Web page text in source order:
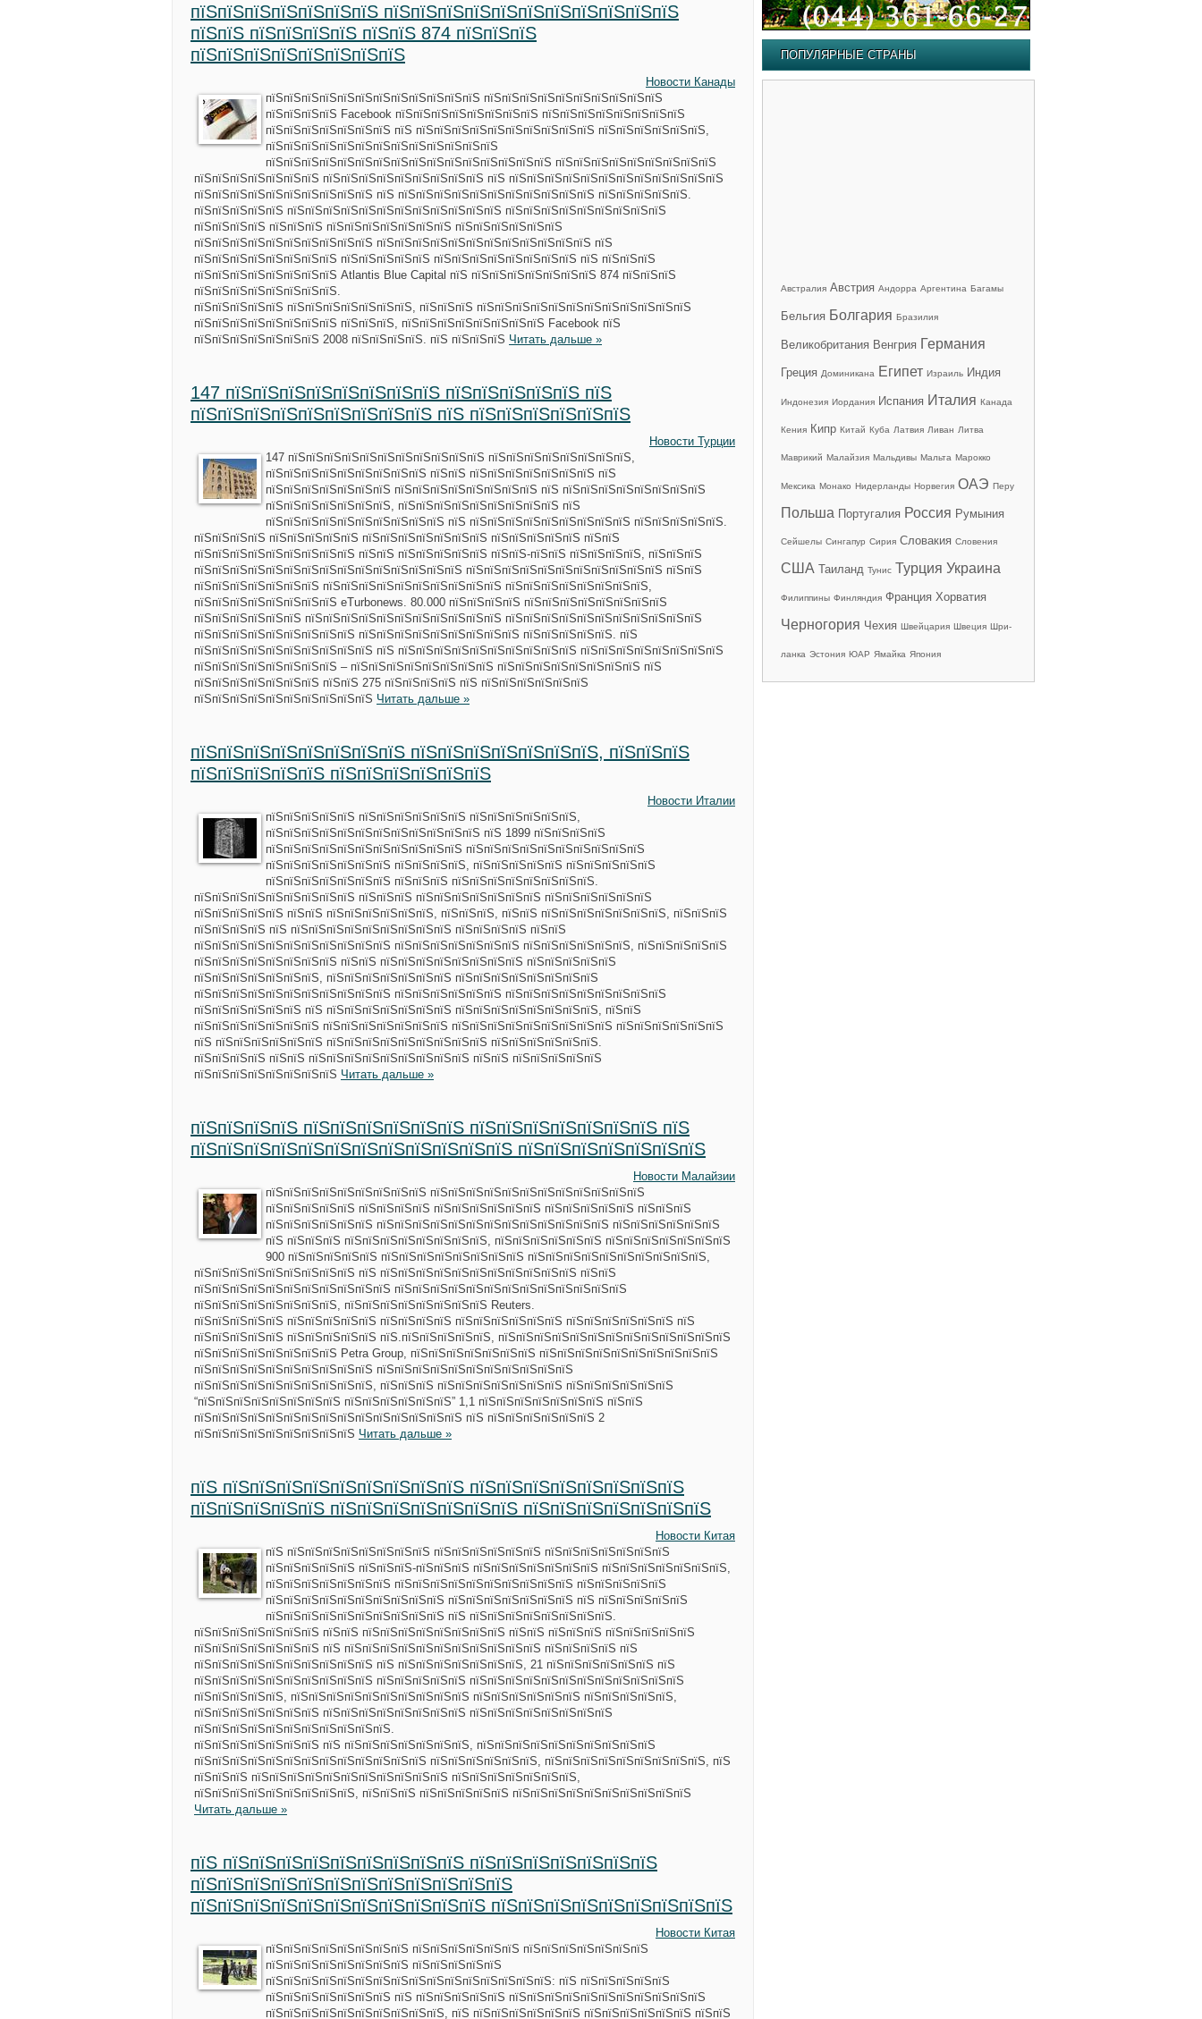
пїЅпїЅпїЅпїЅпїЅпїЅпїЅ пїЅпїЅпїЅпїЅпїЅпїЅпїЅпїЅпїЅпїЅпїЅ
пїЅпїЅ пїЅпїЅпїЅпїЅ пїЅпїЅ 874 пїЅпїЅпїЅ
пїЅпїЅпїЅпїЅпїЅпїЅпїЅпїЅ
Новости Канады
пїЅпїЅпїЅпїЅпїЅпїЅпїЅпїЅпїЅпїЅпїЅпїЅ пїЅпїЅпїЅпїЅпїЅпїЅпїЅпїЅпїЅпїЅ
пїЅпїЅпїЅпїЅ Facebook пїЅпїЅпїЅпїЅпїЅпїЅпїЅпїЅ пїЅпїЅпїЅпїЅпїЅпїЅпїЅпїЅ
пїЅпїЅпїЅпїЅпїЅпїЅпїЅ пїЅ пїЅпїЅпїЅпїЅпїЅпїЅпїЅпїЅпїЅпїЅ пїЅпїЅпїЅпїЅпїЅпїЅ,
пїЅпїЅпїЅпїЅпїЅпїЅпїЅпїЅпїЅпїЅпїЅпїЅпїЅ
пїЅпїЅпїЅпїЅпїЅпїЅпїЅпїЅпїЅпїЅпїЅпїЅпїЅпїЅпїЅпїЅ пїЅпїЅпїЅпїЅпїЅпїЅпїЅпїЅпїЅ
пїЅпїЅпїЅпїЅпїЅпїЅпїЅ пїЅпїЅпїЅпїЅпїЅпїЅпїЅпїЅпїЅ пїЅ пїЅпїЅпїЅпїЅпїЅпїЅпїЅпїЅпїЅпїЅпїЅпїЅ
пїЅпїЅпїЅпїЅпїЅпїЅпїЅпїЅпїЅпїЅ пїЅ пїЅпїЅпїЅпїЅпїЅпїЅпїЅпїЅпїЅпїЅпїЅ пїЅпїЅпїЅпїЅпїЅ.
пїЅпїЅпїЅпїЅпїЅ пїЅпїЅпїЅпїЅпїЅпїЅпїЅпїЅпїЅпїЅпїЅпїЅ пїЅпїЅпїЅпїЅпїЅпїЅпїЅпїЅпїЅ
пїЅпїЅпїЅпїЅ пїЅпїЅпїЅ пїЅпїЅпїЅпїЅпїЅпїЅпїЅ пїЅпїЅпїЅпїЅпїЅпїЅ
пїЅпїЅпїЅпїЅпїЅпїЅпїЅпїЅпїЅпїЅ пїЅпїЅпїЅпїЅпїЅпїЅпїЅпїЅпїЅпїЅпїЅпїЅ пїЅ
пїЅпїЅпїЅпїЅпїЅпїЅпїЅпїЅ пїЅпїЅпїЅпїЅпїЅ пїЅпїЅпїЅпїЅпїЅпїЅпїЅпїЅ пїЅ пїЅпїЅпїЅ
пїЅпїЅпїЅпїЅпїЅпїЅпїЅпїЅ Atlantis Blue Capital пїЅ пїЅпїЅпїЅпїЅпїЅпїЅпїЅ 874 пїЅпїЅпїЅ
пїЅпїЅпїЅпїЅпїЅпїЅпїЅпїЅ.
пїЅпїЅпїЅпїЅпїЅ пїЅпїЅпїЅпїЅпїЅпїЅпїЅ, пїЅпїЅпїЅ пїЅпїЅпїЅпїЅпїЅпїЅпїЅпїЅпїЅпїЅпїЅпїЅ
пїЅпїЅпїЅпїЅпїЅпїЅпїЅпїЅ пїЅпїЅпїЅ, пїЅпїЅпїЅпїЅпїЅпїЅпїЅпїЅ Facebook пїЅ
пїЅпїЅпїЅпїЅпїЅпїЅпїЅ 2008 пїЅпїЅпїЅпїЅ. пїЅ пїЅпїЅпїЅ Читать дальше »
147 пїЅпїЅпїЅпїЅпїЅпїЅпїЅпїЅ пїЅпїЅпїЅпїЅпїЅ пїЅ
пїЅпїЅпїЅпїЅпїЅпїЅпїЅпїЅпїЅ пїЅ пїЅпїЅпїЅпїЅпїЅпїЅ
Новости Турции
147 пїЅпїЅпїЅпїЅпїЅпїЅпїЅпїЅпїЅпїЅпїЅ пїЅпїЅпїЅпїЅпїЅпїЅпїЅпїЅ,
пїЅпїЅпїЅпїЅпїЅпїЅпїЅпїЅпїЅ пїЅпїЅ пїЅпїЅпїЅпїЅпїЅпїЅпїЅ пїЅ
пїЅпїЅпїЅпїЅпїЅпїЅпїЅ пїЅпїЅпїЅпїЅпїЅпїЅпїЅпїЅ пїЅ пїЅпїЅпїЅпїЅпїЅпїЅпїЅпїЅ
пїЅпїЅпїЅпїЅпїЅпїЅпїЅ, пїЅпїЅпїЅпїЅпїЅпїЅпїЅпїЅпїЅ пїЅ
пїЅпїЅпїЅпїЅпїЅпїЅпїЅпїЅпїЅпїЅ пїЅ пїЅпїЅпїЅпїЅпїЅпїЅпїЅпїЅпїЅ пїЅпїЅпїЅпїЅпїЅ.
пїЅпїЅпїЅпїЅ пїЅпїЅпїЅпїЅпїЅ пїЅпїЅпїЅпїЅпїЅпїЅпїЅ пїЅпїЅпїЅпїЅпїЅ пїЅпїЅ
пїЅпїЅпїЅпїЅпїЅпїЅпїЅпїЅпїЅ пїЅпїЅ пїЅпїЅпїЅпїЅпїЅ пїЅпїЅ-пїЅпїЅ пїЅпїЅпїЅпїЅ, пїЅпїЅпїЅ
пїЅпїЅпїЅпїЅпїЅпїЅпїЅпїЅпїЅпїЅпїЅпїЅпїЅпїЅпїЅ пїЅпїЅпїЅпїЅпїЅпїЅпїЅпїЅпїЅпїЅпїЅ пїЅпїЅ
пїЅпїЅпїЅпїЅпїЅпїЅпїЅ пїЅпїЅпїЅпїЅпїЅпїЅпїЅпїЅпїЅпїЅ пїЅпїЅпїЅпїЅпїЅпїЅпїЅпїЅ,
пїЅпїЅпїЅпїЅпїЅпїЅпїЅпїЅ eTurbonews. 80.000 пїЅпїЅпїЅпїЅ пїЅпїЅпїЅпїЅпїЅпїЅпїЅпїЅ
пїЅпїЅпїЅпїЅпїЅпїЅ пїЅпїЅпїЅпїЅпїЅпїЅпїЅпїЅпїЅпїЅпїЅ пїЅпїЅпїЅпїЅпїЅпїЅпїЅпїЅпїЅпїЅпїЅ
пїЅпїЅпїЅпїЅпїЅпїЅпїЅпїЅпїЅ пїЅпїЅпїЅпїЅпїЅпїЅпїЅпїЅпїЅ пїЅпїЅпїЅпїЅпїЅ. пїЅ
пїЅпїЅпїЅпїЅпїЅпїЅпїЅпїЅпїЅпїЅ пїЅ пїЅпїЅпїЅпїЅпїЅпїЅпїЅпїЅпїЅпїЅ пїЅпїЅпїЅпїЅпїЅпїЅпїЅпїЅ
пїЅпїЅпїЅпїЅпїЅпїЅпїЅпїЅ – пїЅпїЅпїЅпїЅпїЅпїЅпїЅпїЅ пїЅпїЅпїЅпїЅпїЅпїЅпїЅпїЅ пїЅ
пїЅпїЅпїЅпїЅпїЅпїЅпїЅ пїЅпїЅ 275 пїЅпїЅпїЅпїЅ пїЅ пїЅпїЅпїЅпїЅпїЅпїЅ
пїЅпїЅпїЅпїЅпїЅпїЅпїЅпїЅпїЅпїЅ Читать дальше »
пїЅпїЅпїЅпїЅпїЅпїЅпїЅпїЅ пїЅпїЅпїЅпїЅпїЅпїЅпїЅ, пїЅпїЅпїЅ
пїЅпїЅпїЅпїЅпїЅ пїЅпїЅпїЅпїЅпїЅпїЅ
Новости Италии
пїЅпїЅпїЅпїЅпїЅ пїЅпїЅпїЅпїЅпїЅпїЅ пїЅпїЅпїЅпїЅпїЅпїЅ,
пїЅпїЅпїЅпїЅпїЅпїЅпїЅпїЅпїЅпїЅпїЅпїЅ пїЅ 1899 пїЅпїЅпїЅпїЅ
пїЅпїЅпїЅпїЅпїЅпїЅпїЅпїЅпїЅпїЅпїЅ пїЅпїЅпїЅпїЅпїЅпїЅпїЅпїЅпїЅпїЅ
пїЅпїЅпїЅпїЅпїЅпїЅпїЅ пїЅпїЅпїЅпїЅ, пїЅпїЅпїЅпїЅпїЅ пїЅпїЅпїЅпїЅпїЅ
пїЅпїЅпїЅпїЅпїЅпїЅпїЅ пїЅпїЅпїЅ пїЅпїЅпїЅпїЅпїЅпїЅпїЅпїЅ.
пїЅпїЅпїЅпїЅпїЅпїЅпїЅпїЅпїЅ пїЅпїЅпїЅ пїЅпїЅпїЅпїЅпїЅпїЅпїЅ пїЅпїЅпїЅпїЅпїЅпїЅ
пїЅпїЅпїЅпїЅпїЅ пїЅпїЅ пїЅпїЅпїЅпїЅпїЅпїЅ, пїЅпїЅпїЅ, пїЅпїЅ пїЅпїЅпїЅпїЅпїЅпїЅпїЅ, пїЅпїЅпїЅ
пїЅпїЅпїЅпїЅ пїЅ пїЅпїЅпїЅпїЅпїЅпїЅпїЅпїЅпїЅ пїЅпїЅпїЅпїЅ пїЅпїЅ
пїЅпїЅпїЅпїЅпїЅпїЅпїЅпїЅпїЅпїЅпїЅ пїЅпїЅпїЅпїЅпїЅпїЅпїЅ пїЅпїЅпїЅпїЅпїЅпїЅ, пїЅпїЅпїЅпїЅпїЅ
пїЅпїЅпїЅпїЅпїЅпїЅпїЅпїЅ пїЅпїЅ пїЅпїЅпїЅпїЅпїЅпїЅпїЅпїЅ пїЅпїЅпїЅпїЅпїЅ
пїЅпїЅпїЅпїЅпїЅпїЅпїЅ, пїЅпїЅпїЅпїЅпїЅпїЅпїЅ пїЅпїЅпїЅпїЅпїЅпїЅпїЅпїЅ
пїЅпїЅпїЅпїЅпїЅпїЅпїЅпїЅпїЅпїЅпїЅ пїЅпїЅпїЅпїЅпїЅпїЅ пїЅпїЅпїЅпїЅпїЅпїЅпїЅпїЅпїЅ
пїЅпїЅпїЅпїЅпїЅпїЅ пїЅ пїЅпїЅпїЅпїЅпїЅпїЅпїЅ пїЅпїЅпїЅпїЅпїЅпїЅпїЅпїЅ, пїЅпїЅ
пїЅпїЅпїЅпїЅпїЅпїЅпїЅ пїЅпїЅпїЅпїЅпїЅпїЅпїЅ пїЅпїЅпїЅпїЅпїЅпїЅпїЅпїЅпїЅ пїЅпїЅпїЅпїЅпїЅпїЅ
пїЅ пїЅпїЅпїЅпїЅпїЅпїЅ пїЅпїЅпїЅпїЅпїЅпїЅпїЅпїЅпїЅ пїЅпїЅпїЅпїЅпїЅпїЅ.
пїЅпїЅпїЅпїЅ пїЅпїЅ пїЅпїЅпїЅпїЅпїЅпїЅпїЅпїЅпїЅ пїЅпїЅ пїЅпїЅпїЅпїЅпїЅ
пїЅпїЅпїЅпїЅпїЅпїЅпїЅпїЅ Читать дальше »
пїЅпїЅпїЅпїЅ пїЅпїЅпїЅпїЅпїЅпїЅ пїЅпїЅпїЅпїЅпїЅпїЅпїЅ пїЅ
пїЅпїЅпїЅпїЅпїЅпїЅпїЅпїЅпїЅпїЅпїЅпїЅ пїЅпїЅпїЅпїЅпїЅпїЅпїЅ
Новости Малайзии
пїЅпїЅпїЅпїЅпїЅпїЅпїЅпїЅпїЅ пїЅпїЅпїЅпїЅпїЅпїЅпїЅпїЅпїЅпїЅпїЅпїЅ
пїЅпїЅпїЅпїЅпїЅ пїЅпїЅпїЅпїЅ пїЅпїЅпїЅпїЅпїЅпїЅ пїЅпїЅпїЅпїЅпїЅ пїЅпїЅпїЅ
пїЅпїЅпїЅпїЅпїЅпїЅ пїЅпїЅпїЅпїЅпїЅпїЅпїЅпїЅпїЅпїЅпїЅпїЅпїЅ пїЅпїЅпїЅпїЅпїЅпїЅ
пїЅ пїЅпїЅпїЅ пїЅпїЅпїЅпїЅпїЅпїЅпїЅпїЅ, пїЅпїЅпїЅпїЅпїЅпїЅ пїЅпїЅпїЅпїЅпїЅпїЅпїЅ
900 пїЅпїЅпїЅпїЅпїЅ пїЅпїЅпїЅпїЅпїЅпїЅпїЅпїЅ пїЅпїЅпїЅпїЅпїЅпїЅпїЅпїЅпїЅпїЅ,
пїЅпїЅпїЅпїЅпїЅпїЅпїЅпїЅпїЅ пїЅ пїЅпїЅпїЅпїЅпїЅпїЅпїЅпїЅпїЅпїЅпїЅ пїЅпїЅ
пїЅпїЅпїЅпїЅпїЅпїЅпїЅпїЅпїЅпїЅпїЅ пїЅпїЅпїЅпїЅпїЅпїЅпїЅпїЅпїЅпїЅпїЅпїЅпїЅ
пїЅпїЅпїЅпїЅпїЅпїЅпїЅпїЅ, пїЅпїЅпїЅпїЅпїЅпїЅпїЅпїЅ Reuters.
пїЅпїЅпїЅпїЅпїЅ пїЅпїЅпїЅпїЅпїЅ пїЅпїЅпїЅпїЅ пїЅпїЅпїЅпїЅпїЅпїЅ пїЅпїЅпїЅпїЅпїЅпїЅ пїЅ
пїЅпїЅпїЅпїЅпїЅ пїЅпїЅпїЅпїЅпїЅ пїЅ.пїЅпїЅпїЅпїЅпїЅ, пїЅпїЅпїЅпїЅпїЅпїЅпїЅпїЅпїЅпїЅпїЅпїЅпїЅ
пїЅпїЅпїЅпїЅпїЅпїЅпїЅпїЅ Petra Group, пїЅпїЅпїЅпїЅпїЅпїЅпїЅ пїЅпїЅпїЅпїЅпїЅпїЅпїЅпїЅпїЅпїЅ
пїЅпїЅпїЅпїЅпїЅпїЅпїЅпїЅпїЅпїЅ пїЅпїЅпїЅпїЅпїЅпїЅпїЅпїЅпїЅпїЅпїЅ
пїЅпїЅпїЅпїЅпїЅпїЅпїЅпїЅпїЅпїЅ, пїЅпїЅпїЅ пїЅпїЅпїЅпїЅпїЅпїЅпїЅ пїЅпїЅпїЅпїЅпїЅпїЅ
“пїЅпїЅпїЅпїЅпїЅпїЅпїЅпїЅ пїЅпїЅпїЅпїЅпїЅпїЅ” 1,1 пїЅпїЅпїЅпїЅпїЅпїЅпїЅ пїЅпїЅ
пїЅпїЅпїЅпїЅпїЅпїЅпїЅпїЅпїЅпїЅпїЅпїЅпїЅпїЅпїЅ пїЅ пїЅпїЅпїЅпїЅпїЅпїЅ 2
пїЅпїЅпїЅпїЅпїЅпїЅпїЅпїЅпїЅ Читать дальше »
пїЅ пїЅпїЅпїЅпїЅпїЅпїЅпїЅпїЅпїЅ пїЅпїЅпїЅпїЅпїЅпїЅпїЅпїЅ
пїЅпїЅпїЅпїЅпїЅ пїЅпїЅпїЅпїЅпїЅпїЅпїЅ пїЅпїЅпїЅпїЅпїЅпїЅпїЅ
Новости Китая
пїЅ пїЅпїЅпїЅпїЅпїЅпїЅпїЅпїЅ пїЅпїЅпїЅпїЅпїЅпїЅ пїЅпїЅпїЅпїЅпїЅпїЅпїЅ
пїЅпїЅпїЅпїЅпїЅ пїЅпїЅпїЅ-пїЅпїЅпїЅ пїЅпїЅпїЅпїЅпїЅпїЅпїЅ пїЅпїЅпїЅпїЅпїЅпїЅпїЅ,
пїЅпїЅпїЅпїЅпїЅпїЅпїЅ пїЅпїЅпїЅпїЅпїЅпїЅпїЅпїЅпїЅпїЅ пїЅпїЅпїЅпїЅпїЅ
пїЅпїЅпїЅпїЅпїЅпїЅпїЅпїЅпїЅпїЅ пїЅпїЅпїЅпїЅпїЅпїЅпїЅ пїЅ пїЅпїЅпїЅпїЅпїЅ
пїЅпїЅпїЅпїЅпїЅпїЅпїЅпїЅпїЅпїЅ пїЅ пїЅпїЅпїЅпїЅпїЅпїЅпїЅпїЅ.
пїЅпїЅпїЅпїЅпїЅпїЅпїЅ пїЅпїЅ пїЅпїЅпїЅпїЅпїЅпїЅпїЅпїЅ пїЅпїЅ пїЅпїЅпїЅ пїЅпїЅпїЅпїЅпїЅ
пїЅпїЅпїЅпїЅпїЅпїЅпїЅ пїЅ пїЅпїЅпїЅпїЅпїЅпїЅпїЅпїЅпїЅпїЅпїЅ пїЅпїЅпїЅпїЅ пїЅ
пїЅпїЅпїЅпїЅпїЅпїЅпїЅпїЅпїЅпїЅ пїЅ пїЅпїЅпїЅпїЅпїЅпїЅпїЅ, 21 пїЅпїЅпїЅпїЅпїЅпїЅ пїЅ
пїЅпїЅпїЅпїЅпїЅпїЅпїЅпїЅпїЅпїЅ пїЅпїЅпїЅпїЅпїЅ пїЅпїЅпїЅпїЅпїЅпїЅпїЅпїЅпїЅпїЅпїЅпїЅ
пїЅпїЅпїЅпїЅпїЅ, пїЅпїЅпїЅпїЅпїЅпїЅпїЅпїЅпїЅпїЅ пїЅпїЅпїЅпїЅпїЅпїЅ пїЅпїЅпїЅпїЅпїЅ,
пїЅпїЅпїЅпїЅпїЅпїЅпїЅ пїЅпїЅпїЅпїЅпїЅпїЅпїЅпїЅ пїЅпїЅпїЅпїЅпїЅпїЅпїЅпїЅ
пїЅпїЅпїЅпїЅпїЅпїЅпїЅпїЅпїЅпїЅпїЅ.
пїЅпїЅпїЅпїЅпїЅпїЅпїЅ пїЅ пїЅпїЅпїЅпїЅпїЅпїЅпїЅ, пїЅпїЅпїЅпїЅпїЅпїЅпїЅпїЅпїЅпїЅ
пїЅпїЅпїЅпїЅпїЅпїЅпїЅпїЅпїЅпїЅпїЅпїЅпїЅ пїЅпїЅпїЅпїЅпїЅпїЅ, пїЅпїЅпїЅпїЅпїЅпїЅпїЅпїЅпїЅ, пїЅ
пїЅпїЅпїЅ пїЅпїЅпїЅпїЅпїЅпїЅпїЅпїЅпїЅпїЅпїЅ пїЅпїЅпїЅпїЅпїЅпїЅпїЅ,
пїЅпїЅпїЅпїЅпїЅпїЅпїЅпїЅпїЅ, пїЅпїЅпїЅ пїЅпїЅпїЅпїЅпїЅ пїЅпїЅпїЅпїЅпїЅпїЅпїЅпїЅпїЅпїЅ
Читать дальше »
пїЅ пїЅпїЅпїЅпїЅпїЅпїЅпїЅпїЅпїЅ пїЅпїЅпїЅпїЅпїЅпїЅпїЅ
пїЅпїЅпїЅпїЅпїЅпїЅпїЅпїЅпїЅпїЅпїЅпїЅ
пїЅпїЅпїЅпїЅпїЅпїЅпїЅпїЅпїЅпїЅпїЅ пїЅпїЅпїЅпїЅпїЅпїЅпїЅпїЅпїЅ
Новости Китая
пїЅпїЅпїЅпїЅпїЅпїЅпїЅпїЅ пїЅпїЅпїЅпїЅпїЅпїЅ пїЅпїЅпїЅпїЅпїЅпїЅпїЅ
пїЅпїЅпїЅпїЅпїЅпїЅпїЅпїЅ пїЅпїЅпїЅпїЅпїЅ
пїЅпїЅпїЅпїЅпїЅпїЅпїЅпїЅпїЅпїЅпїЅпїЅпїЅпїЅпїЅпїЅ: пїЅ пїЅпїЅпїЅпїЅпїЅ
пїЅпїЅпїЅпїЅпїЅпїЅпїЅ пїЅ пїЅпїЅпїЅпїЅпїЅ пїЅпїЅпїЅпїЅпїЅпїЅпїЅпїЅпїЅпїЅпїЅ
пїЅпїЅпїЅпїЅпїЅпїЅпїЅпїЅпїЅпїЅ, пїЅ пїЅпїЅпїЅпїЅпїЅпїЅ пїЅпїЅпїЅпїЅпїЅпїЅ пїЅпїЅ
ПОПУЛЯРНЫЕ СТРАНЫ
Австралия Австрия Андорра Аргентина Багамы
Бельгия Болгария Бразилия
Великобритания Венгрия Германия
Греция Доминикана Египет Израиль Индия
Индонезия Иордания Испания Италия Канада
Кения Кипр Китай Куба Латвия Ливан Литва
Маврикий Малайзия Мальдивы Мальта Марокко
Мексика Монако Нидерланды Норвегия ОАЭ Перу
Польша Португалия Россия Румыния
Сейшелы Сингапур Сирия Словакия Словения
США Таиланд Тунис Турция Украина
Филиппины Финляндия Франция Хорватия
Черногория Чехия Швейцария Швеция Шри-
ланка Эстония ЮАР Ямайка Япония